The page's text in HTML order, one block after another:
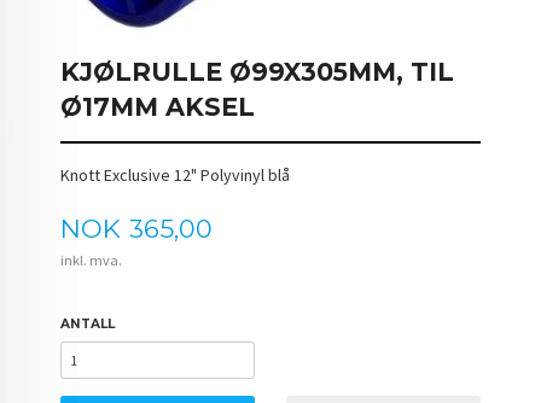
KJØLRULLE Ø99X305MM, TIL
Ø17MM AKSEL
Knott Exclusive 12" Polyvinyl blå
Pris
NOK 365,00
inkl. mva.
ANTALL